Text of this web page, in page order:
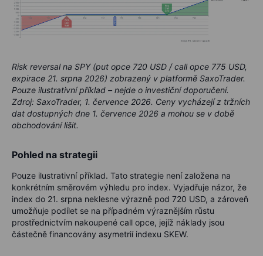
Risk reversal na SPY (put opce 720 USD / call opce 775 USD,
expirace 21. srpna 2026) zobrazený v platformě SaxoTrader.
Pouze ilustrativní příklad – nejde o investiční doporučení.
Zdroj: SaxoTrader, 1. července 2026. Ceny vycházejí z tržních
dat dostupných dne 1. července 2026 a mohou se v době
obchodování lišit.
Pohled na strategii
Pouze ilustrativní příklad. Tato strategie není založena na
konkrétním směrovém výhledu pro index. Vyjadřuje názor, že
index do 21. srpna neklesne výrazně pod 720 USD, a zároveň
umožňuje podílet se na případném výraznějším růstu
prostřednictvím nakoupené call opce, jejíž náklady jsou
částečně financovány asymetrií indexu SKEW.